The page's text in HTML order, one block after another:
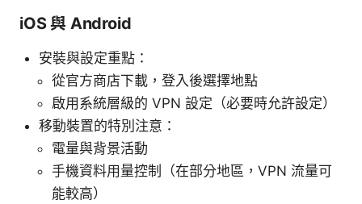
iOS 與 Android
安裝與設定重點：
從官方商店下載，登入後選擇地點
啟用系統層級的 VPN 設定（必要時允許設定）
移動裝置的特別注意：
電量與背景活動
手機資料用量控制（在部分地區，VPN 流量可
能較高）